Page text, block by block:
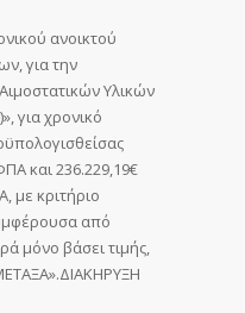
ανοικτού
για την
Υλικών
για χρονικό
και 236.229,19€
με κριτήριο
από
μόνο βάσει τιμής,